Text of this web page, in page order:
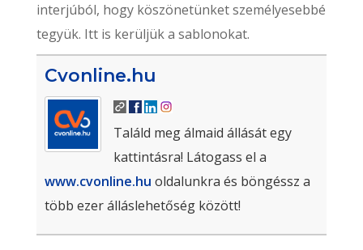
interjúból, hogy köszönetünket személyesebbé
tegyük. Itt is kerüljük a sablonokat.
Cvonline.hu
Találd meg álmaid állását egy
kattintásra! Látogass el a
www.cvonline.hu oldalunkra és böngéssz a
több ezer álláslehetőség között!